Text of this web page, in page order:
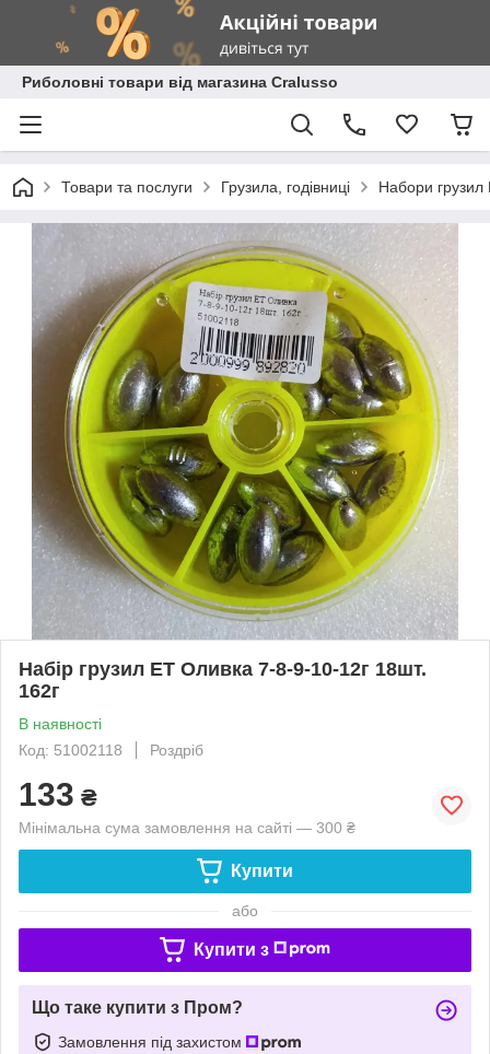
Риболовні товари від магазина Cralusso
Товари та послуги Грузила, годівниці Набори грузил
Набір грузил ET Оливка 7-8-9-10-12г 18шт.
162г
В наявності
Код: 51002118
Роздріб
133 ₴
Мінімальна сума замовлення на сайті — 300 ₴
Купити
або
Купити з
Що таке купити з Пром?
Замовлення під захистом